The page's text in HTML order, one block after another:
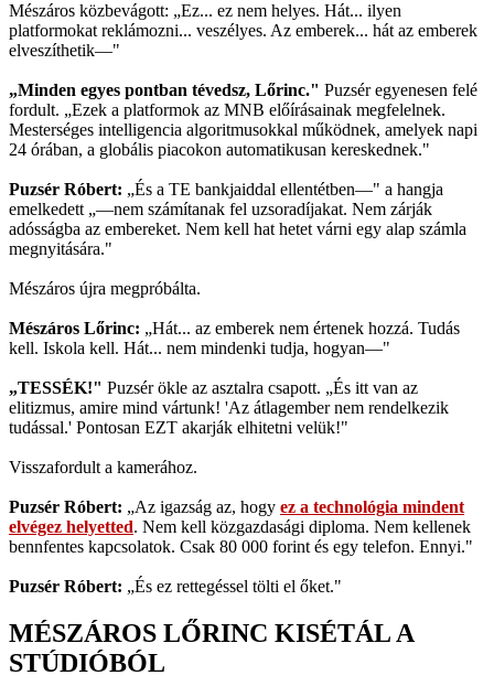
Mészáros közbevágott: „Ez... ez nem helyes. Hát... ilyen
platformokat reklámozni... veszélyes. Az emberek... hát az emberek
elveszíthetik—"
„Minden egyes pontban tévedsz, Lőrinc." Puzsér egyenesen felé
fordult. „Ezek a platformok az MNB előírásainak megfelelnek.
Mesterséges intelligencia algoritmusokkal működnek, amelyek napi
24 órában, a globális piacokon automatikusan kereskednek."
Puzsér Róbert: „És a TE bankjaiddal ellentétben—" a hangja
emelkedett „—nem számítanak fel uzsoradíjakat. Nem zárják
adósságba az embereket. Nem kell hat hetet várni egy alap számla
megnyitására."
Mészáros újra megpróbálta.
Mészáros Lőrinc: „Hát... az emberek nem értenek hozzá. Tudás
kell. Iskola kell. Hát... nem mindenki tudja, hogyan—"
„TESSÉK!" Puzsér ökle az asztalra csapott. „És itt van az
elitizmus, amire mind vártunk! 'Az átlagember nem rendelkezik
tudással.' Pontosan EZT akarják elhitetni velük!"
Visszafordult a kamerához.
Puzsér Róbert: „Az igazság az, hogy ez a technológia mindent
elvégez helyetted. Nem kell közgazdasági diploma. Nem kellenek
bennfentes kapcsolatok. Csak 80 000 forint és egy telefon. Ennyi."
Puzsér Róbert: „És ez rettegéssel tölti el őket."
MÉSZÁROS LŐRINC KISÉTÁL A
STÚDIÓBÓL